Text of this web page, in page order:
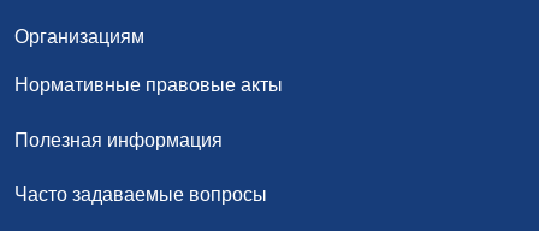
Организациям
Нормативные правовые акты
Полезная информация
Часто задаваемые вопросы